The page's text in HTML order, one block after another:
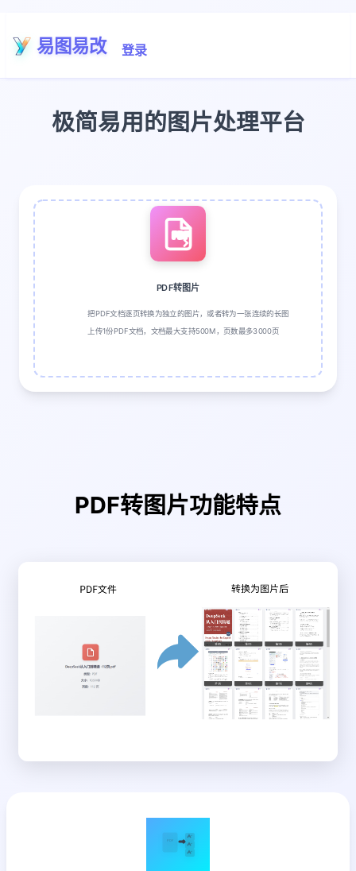
易图易改 登录
极简易用的图片处理平台
PDF
PDF转图片
把PDF文档逐页转换为独立的图片，或者转为一张连续的长图
上传1份PDF文档，文档最大支持500M，页数最多3000页
PDF转图片功能特点